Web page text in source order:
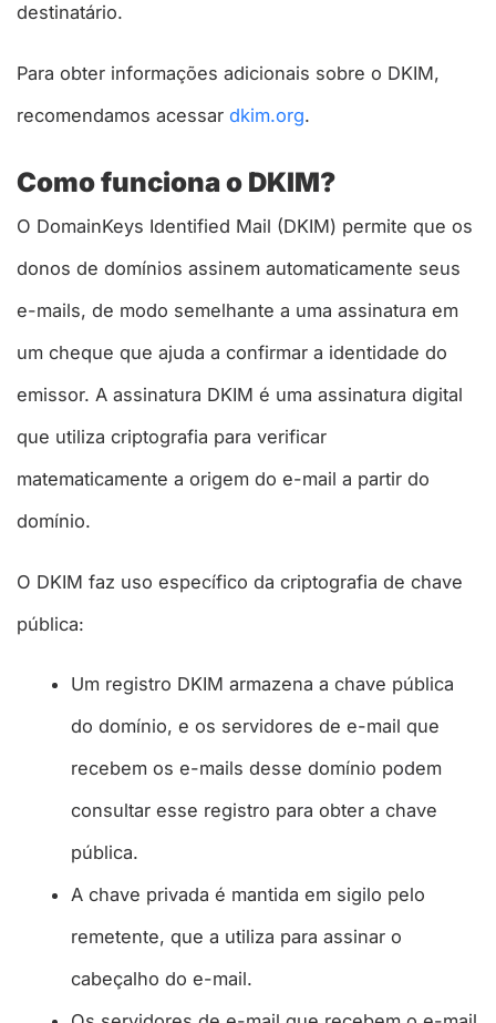
destinatário.
Para obter informações adicionais sobre o DKIM,
recomendamos acessar dkim.org.
Como funciona o DKIM?
O DomainKeys Identified Mail (DKIM) permite que os
donos de domínios assinem automaticamente seus
e-mails, de modo semelhante a uma assinatura em
um cheque que ajuda a confirmar a identidade do
emissor. A assinatura DKIM é uma assinatura digital
que utiliza criptografia para verificar
matematicamente a origem do e-mail a partir do
domínio.
O DKIM faz uso específico da criptografia de chave
pública:
Um registro DKIM armazena a chave pública
do domínio, e os servidores de e-mail que
recebem os e-mails desse domínio podem
consultar esse registro para obter a chave
pública.
A chave privada é mantida em sigilo pelo
remetente, que a utiliza para assinar o
cabeçalho do e-mail.